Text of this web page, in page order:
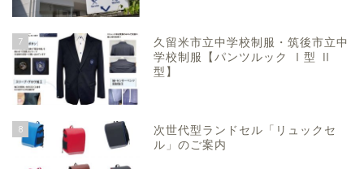
7
久留米市立中学校制服・筑後市立中
学校制服【パンツルック Ⅰ型 Ⅱ
型】
8
次世代型ランドセル「リュックセ
ル」のご案内